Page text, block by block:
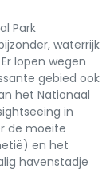
Park
waterrijk
lopen wegen
gebied ook
het Nationaal
in
de moeite
en het
havenstadje